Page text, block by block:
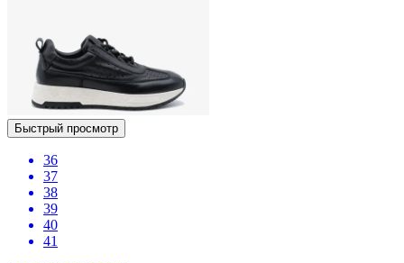
Быстрый просмотр
36
37
38
39
40
41